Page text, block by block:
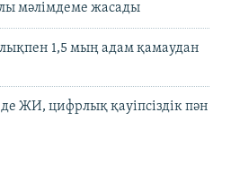
мәлімдеме жасады
1,5 мың адам қамаудан
ЖИ, цифрлық қауіпсіздік пән